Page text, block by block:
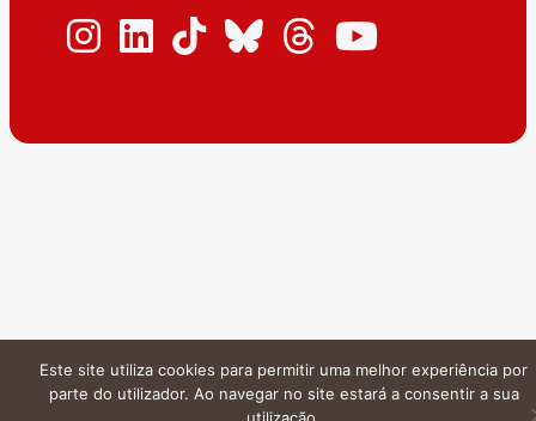
Este site utiliza cookies para permitir uma melhor experiência por
parte do utilizador. Ao navegar no site estará a consentir a sua